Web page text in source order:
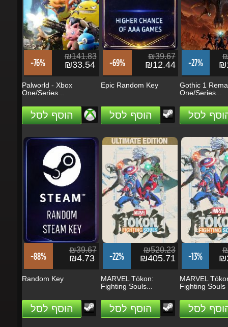
ILL
הזמן
Fable (2027) Premium
Upgrade Bundle...
הזמן
-76%
₪141.83
₪33.54
One/Series...
-69%
₪39.67
₪12.44 -27%
One/Series...
-88%
₪39.67
₪4.73
Random Key
-22%
₪520.23
₪405.71
MARVEL Tōkon:
Fighting Souls...
הוסף לסל
-13%
MARVEL Tōkon:
Fighting Souls
הוסף לסל